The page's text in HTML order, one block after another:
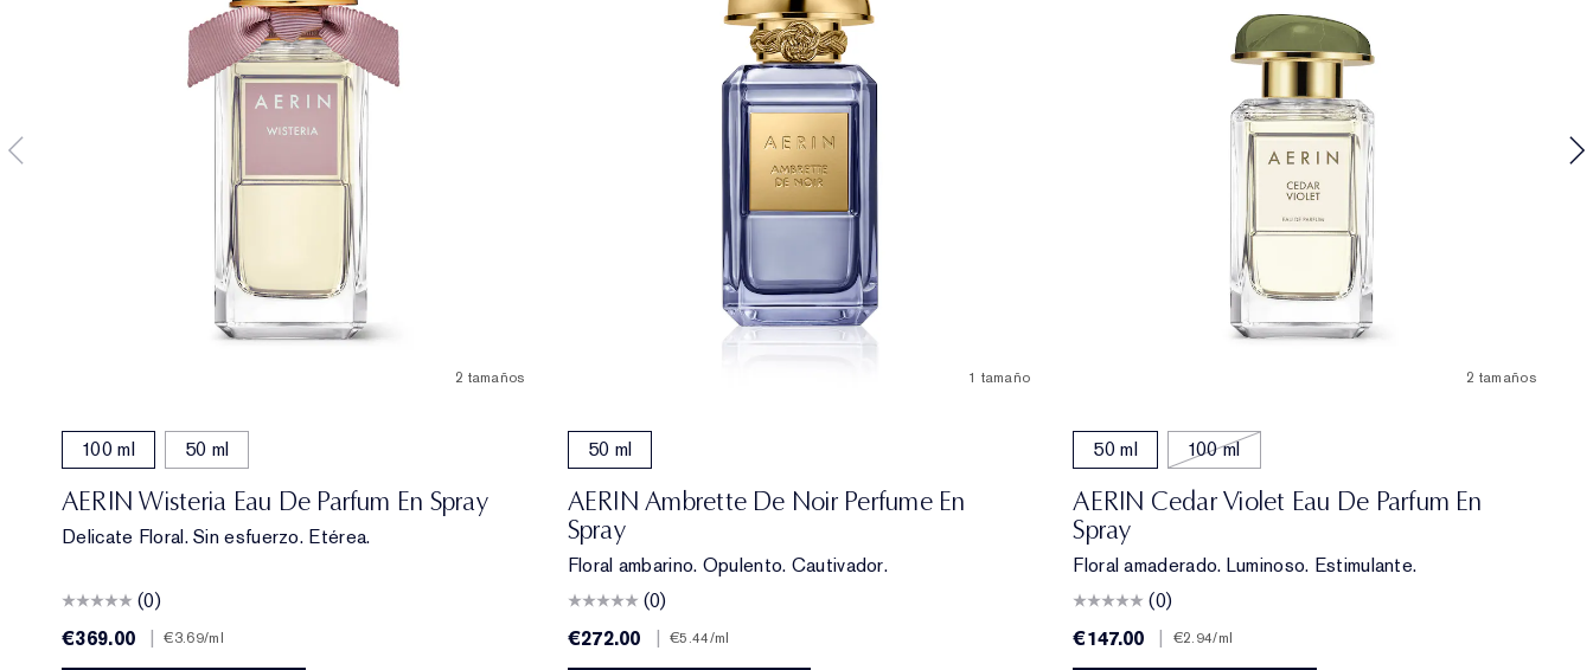
2 tamaños
100 ml 50 ml
AERIN Wisteria Eau De Parfum En Spray
Delicate Floral. Sin esfuerzo. Etérea.
(0)
€369.00
| €3.69/ml
1 tamaño
50 ml
AERIN Ambrette De Noir Perfume En
Spray
Floral ambarino. Opulento. Cautivador.
(0)
€272.00
| €5.44/ml
2 tamaños
50 ml 100 ml
AERIN Cedar Violet Eau De Parfum En
Spray
Floral amaderado. Luminoso. Estimulante.
(0)
€147.00
| €2.94/ml